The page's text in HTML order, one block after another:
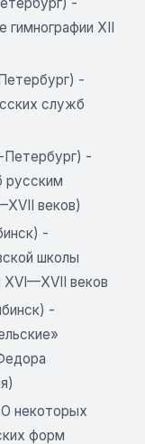
гимнографии XII
-
служб
Петербург) -
русским
веков)
-
школы
XVI—XVII веков
-
некоторых
форм